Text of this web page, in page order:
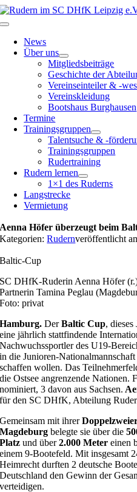
Zum
Inhalt
Toggle
Navigation
News
Über uns
Mitgliedsbeiträge
Geschichte der
Vereinseinteiler & -
Vereinskleidung
Bootshaus Burghausen
Termine
Trainingsgruppen
Talentsuche & -
Trainingsgruppen
Rudertraining
Rudern lernen
1×1 des Ruderns
Langstrecke
Vermietung
Aenna Höfer überzeugt beim
Kategorien:Rudernveröffentlicht
Baltic-Cup
SC DHfK-Ruderin Aenna Höfer
Partnerin Tamina Peglau
Foto: privat
Hamburg. DerBaltic Cup,
eine jährlich stattfindende
Nachwuchssportler des U19-
in die Junioren-
schaffen wollen. Das
die Ostsee angrenzende Nationen.
nominiert, 3 davon aus Sachsen.
für den SC DHfK, Abteilung
Gemeinsam mit ihrer
Magdeburg belegte sie über die
Platz und über2.000 Meter einen
einem 9-Bootefeld. Mit insgesamt
Heimrecht durften 2 deutsche
Deutschland den Gewinn der
verteidigen.